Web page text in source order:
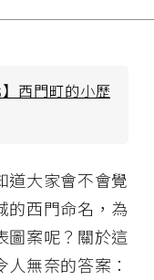
】西門町的小歷
道大家會不會覺
的西門命名，為
圖案呢？關於這
無奈的答案：